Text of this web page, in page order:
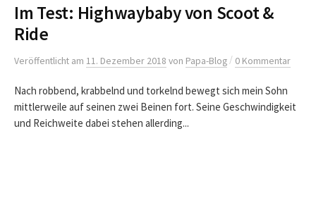
Im Test: Highwaybaby von Scoot &
Ride
Veröffentlicht am 11. Dezember 2018 von Papa-Blog / 0 Kommentar
Nach robbend, krabbelnd und torkelnd bewegt sich mein Sohn
mittlerweile auf seinen zwei Beinen fort. Seine Geschwindigkeit
und Reichweite dabei stehen allerding...